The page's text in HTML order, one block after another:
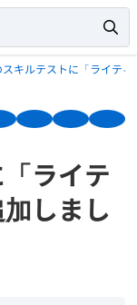
スキルテストに「ライテ
ライテ
しまし